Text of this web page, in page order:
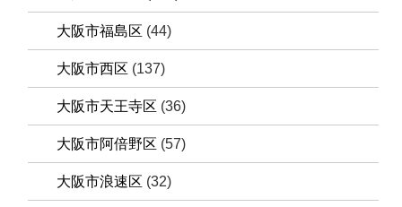
大阪市福島区 (44)
大阪市西区 (137)
大阪市天王寺区 (36)
大阪市阿倍野区 (57)
大阪市浪速区 (32)